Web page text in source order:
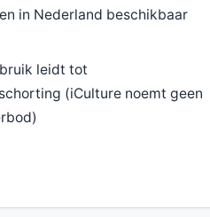
in Nederland beschikbaar
leidt tot
(iCulture noemt geen